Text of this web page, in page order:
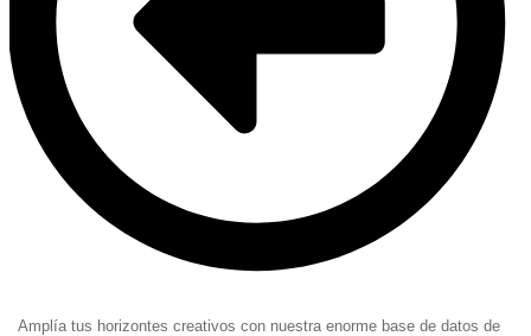
Amplía tus horizontes creativos con nuestra enorme base de datos de